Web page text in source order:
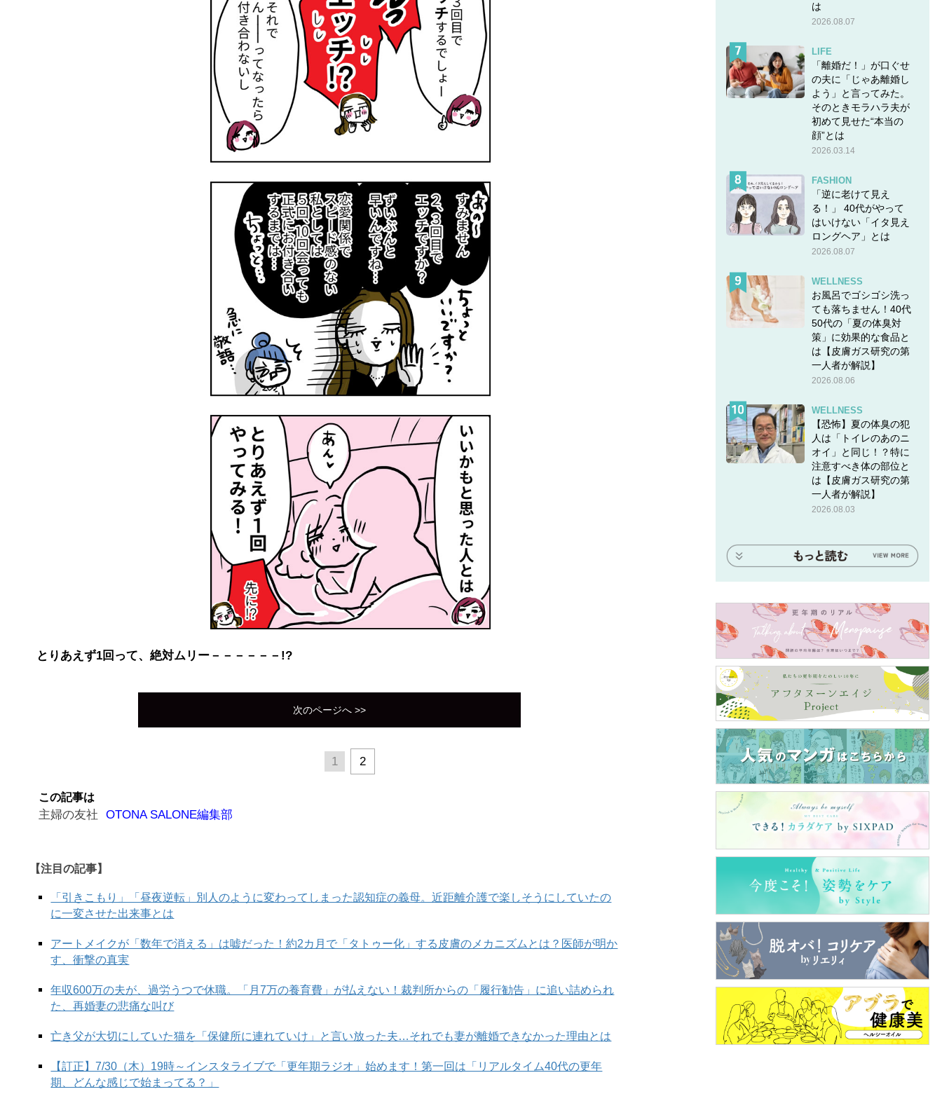
とりあえず1回って、絶対ムリー－－－－－－!?
次のページへ >>
1 2
この記事は
主婦の友社 OTONA SALONE編集部
【注目の記事】
「引きこもり」「昼夜逆転」別人のように変わってしまった認知症の義母。近距離介護で楽しそうにしていたの
に一変させた出来事とは
アートメイクが「数年で消える」は嘘だった！約2カ月で「タトゥー化」する皮膚のメカニズムとは？医師が明か
す、衝撃の真実
年収600万の夫が、過労うつで休職。「月7万の養育費」が払えない！裁判所からの「履行勧告」に追い詰められ
た、再婚妻の悲痛な叫び
亡き父が大切にしていた猫を「保健所に連れていけ」と言い放った夫…それでも妻が離婚できなかった理由とは
【訂正】7/30（木）19時～インスタライブで「更年期ラジオ」始めます！第一回は「リアルタイム40代の更年
期、どんな感じで始まってる？」
は
2026.08.07
LIFE
「離婚だ！」が口ぐせ
の夫に「じゃあ離婚し
よう」と言ってみた。
そのときモラハラ夫が
初めて見せた“本当の
顔”とは
2026.03.14
FASHION
「逆に老けて見え
る！」 40代がやって
はいけない「イタ見え
ロングヘア」とは
2026.08.07
WELLNESS
お風呂でゴシゴシ洗っ
ても落ちません！40代
50代の「夏の体臭対
策」に効果的な食品と
は【皮膚ガス研究の第
一人者が解説】
2026.08.06
WELLNESS
【恐怖】夏の体臭の犯
人は「トイレのあのニ
オイ」と同じ！？特に
注意すべき体の部位と
は【皮膚ガス研究の第
一人者が解説】
2026.08.03